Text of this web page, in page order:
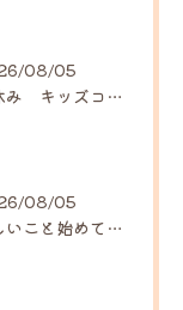
08/05
【夏休み キッズコース】｜ひだまり近江八幡教室
08/05
【新しいこと始めてみませんか？】ひだまり高島教室